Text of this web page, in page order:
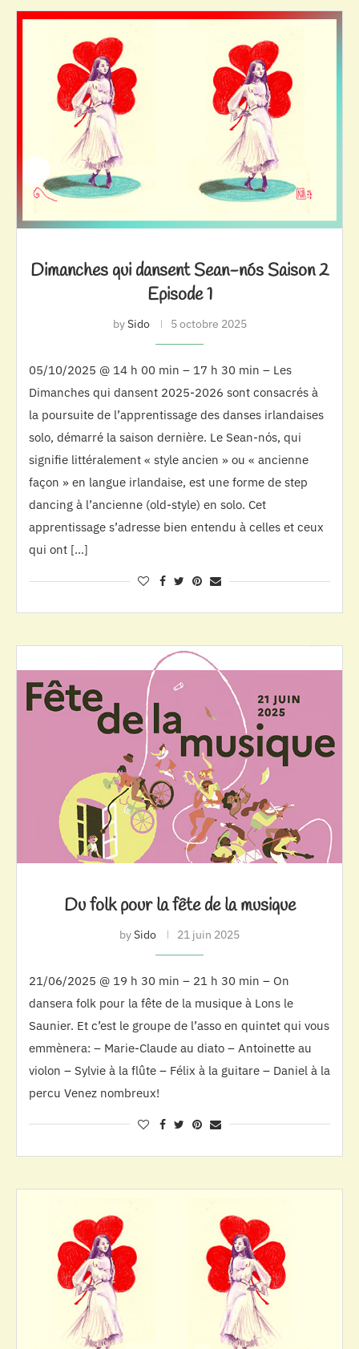
Dimanches qui dansent Sean-nós Saison 2
Episode 1
bySido 5 octobre 2025
05/10/2025 @ 14 h 00 min – 17 h 30 min – Les
Dimanches qui dansent 2025-2026 sont consacrés à
la poursuite de l’apprentissage des danses irlandaises
solo, démarré la saison dernière. Le Sean-nós, qui
signifie littéralement « style ancien » ou « ancienne
façon » en langue irlandaise, est une forme de step
dancing à l’ancienne (old-style) en solo. Cet
apprentissage s’adresse bien entendu à celles et ceux
qui ont […]
Du folk pour la fête de la musique
bySido 21 juin 2025
21/06/2025 @ 19 h 30 min – 21 h 30 min – On
dansera folk pour la fête de la musique à Lons le
Saunier. Et c’est le groupe de l’asso en quintet qui vous
emmènera: – Marie-Claude au diato – Antoinette au
violon – Sylvie à la flûte – Félix à la guitare – Daniel à la
percu Venez nombreux!